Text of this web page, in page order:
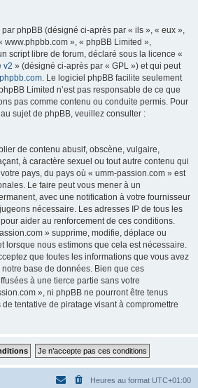
phpBB (désigné ci-après par « ils », « eux »,
www.phpbb.com », « phpBB Limited »,
script libre de forum, déclaré sous la licence «
v2 » (désigné ci-après par « GPL ») et qui peut
. Le logiciel phpBB facilite seulement
Limited n’est pas responsable de ce que
pas comme contenu ou conduite permis. Pour
sujet de phpBB, veuillez consulter :
de contenu abusif, obscène, vulgaire,
à caractère sexuel ou tout autre contenu qui
pays, du pays où « umm-passion.com » est
Le faire peut vous mener à un
avec une notification à votre fournisseur
nécessaire. Les adresses IP de tous les
aider au renforcement de ces conditions.
» supprime, modifie, déplace ou
lorsque nous estimons que cela est nécessaire.
que toutes les informations que vous avez
base de données. Bien que ces
à une tierce partie sans votre
», ni phpBB ne pourront être tenus
tentative de piratage visant à compromettre
Heures au format UTC+01:00